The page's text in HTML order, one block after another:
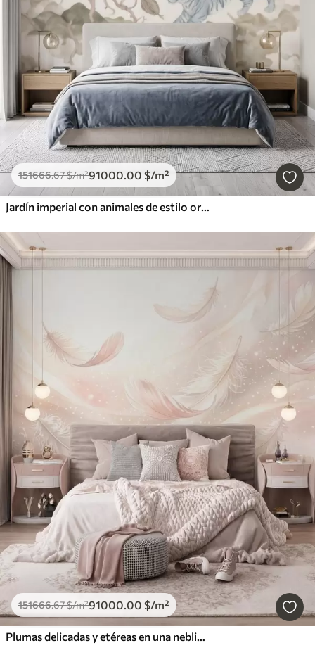
151666.67$/m²91000.00 $/m²
Jardín imperial con animales de estilo oriental: mono, leopardo, tigre, pavo real y garza
151666.67$/m²91000.00 $/m²
Plumas delicadas y etéreas en una neblina de color rosa melocotón con destellos